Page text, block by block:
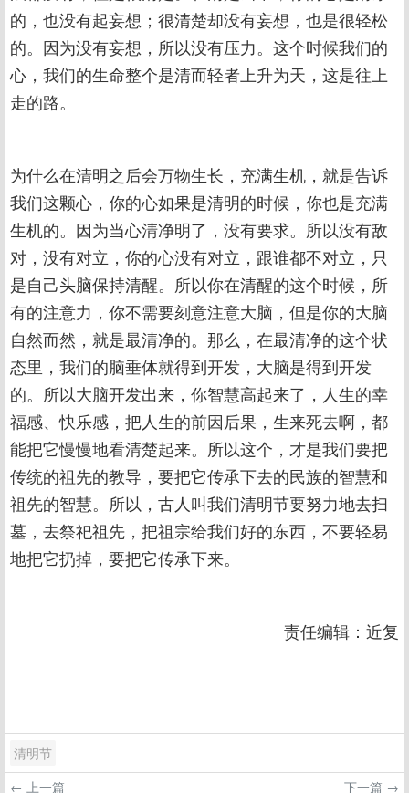
的，也没有起妄想；很清楚却没有妄想，也是很轻松
的。因为没有妄想，所以没有压力。这个时候我们的
心，我们的生命整个是清而轻者上升为天，这是往上
走的路。
为什么在清明之后会万物生长，充满生机，就是告诉
我们这颗心，你的心如果是清明的时候，你也是充满
生机的。因为当心清净明了，没有要求。所以没有敌
对，没有对立，你的心没有对立，跟谁都不对立，只
是自己头脑保持清醒。所以你在清醒的这个时候，所
有的注意力，你不需要刻意注意大脑，但是你的大脑
自然而然，就是最清净的。那么，在最清净的这个状
态里，我们的脑垂体就得到开发，大脑是得到开发
的。所以大脑开发出来，你智慧高起来了，人生的幸
福感、快乐感，把人生的前因后果，生来死去啊，都
能把它慢慢地看清楚起来。所以这个，才是我们要把
传统的祖先的教导，要把它传承下去的民族的智慧和
祖先的智慧。所以，古人叫我们清明节要努力地去扫
墓，去祭祀祖先，把祖宗给我们好的东西，不要轻易
地把它扔掉，要把它传承下来。
责任编辑：近复
清明节
← 上一篇
下一篇 →